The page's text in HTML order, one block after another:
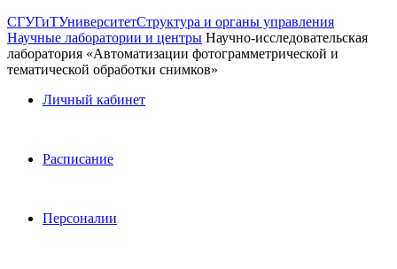
СГУГиТУниверситетСтруктура и органы управления
Научные лаборатории и центры Научно-исследовательская
лаборатория «Автоматизации фотограмметрической и
тематической обработки снимков»
Личный кабинет
Расписание
Персоналии